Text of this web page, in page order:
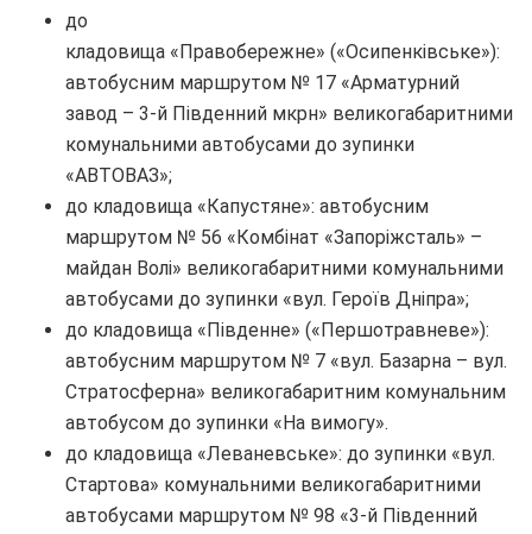
до
кладовища «Правобережне» («Осипенківське»):
автобусним маршрутом № 17 «Арматурний
завод – 3-й Південний мкрн» великогабаритними
комунальними автобусами до зупинки
«АВТОВАЗ»;
до кладовища «Капустяне»: автобусним
маршрутом № 56 «Комбінат «Запоріжсталь» –
майдан Волі» великогабаритними комунальними
автобусами до зупинки «вул. Героїв Дніпра»;
до кладовища «Південне» («Першотравневе»):
автобусним маршрутом № 7 «вул. Базарна – вул.
Стратосферна» великогабаритним комунальним
автобусом до зупинки «На вимогу».
до кладовища «Леваневське»: до зупинки «вул.
Стартова» комунальними великогабаритними
автобусами маршрутом № 98 «3-й Південний